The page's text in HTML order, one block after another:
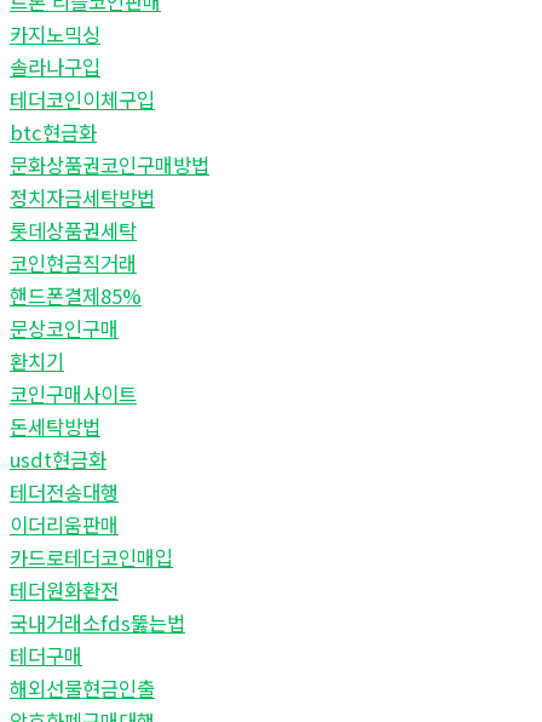
카지노믹싱
솔라나구입
테더코인이체구입
btc현금화
문화상품권코인구매방법
정치자금세탁방법
롯데상품권세탁
코인현금직거래
핸드폰결제85%
문상코인구매
환치기
코인구매사이트
돈세탁방법
usdt현금화
테더전송대행
이더리움판매
카드로테더코인매입
테더원화환전
국내거래소fds뚫는법
테더구매
해외선물현금인출